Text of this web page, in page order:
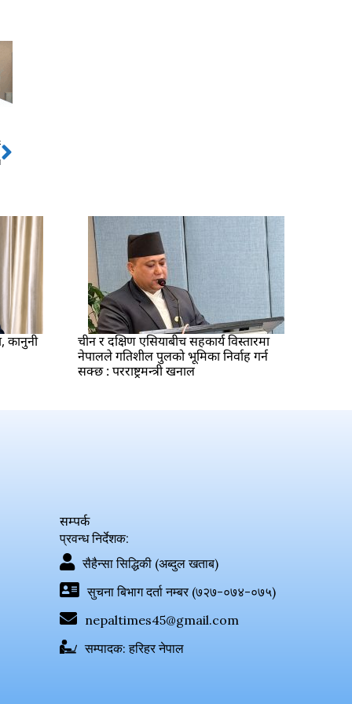
Next
कानुनी
चीन र दक्षिण एसियाबीच सहकार्य विस्तारमा
नेपालले गतिशील पुलको भूमिका निर्वाह गर्न
सक्छ : परराष्ट्रमन्त्री खनाल
सम्पर्क
प्रवन्ध निर्देशक:
सैहैन्सा सिद्धिकी (अब्दुल खताब)
सुचना बिभाग दर्ता नम्बर (७२७-०७४-०७५)
nepaltimes45@gmail.com
सम्पादक: हरिहर नेपाल